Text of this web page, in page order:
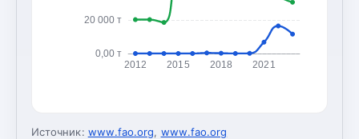
0,00 т
20 000 т
2012 2015 2018 2021
Источник: www.fao.org, www.fao.org